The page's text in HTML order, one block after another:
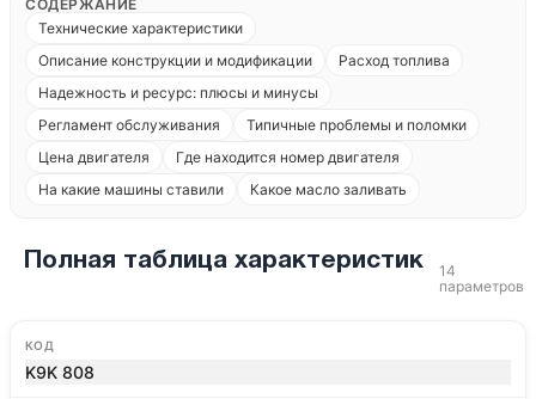
СОДЕРЖАНИЕ
Технические характеристики
Описание конструкции и модификации
Расход топлива
Надежность и ресурс: плюсы и минусы
Регламент обслуживания
Типичные проблемы и поломки
Цена двигателя
Где находится номер двигателя
На какие машины ставили
Какое масло заливать
Полная таблица характеристик
14
параметров
КОД
K9K 808